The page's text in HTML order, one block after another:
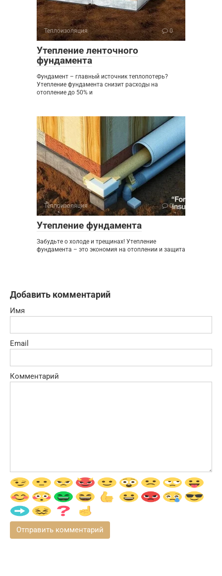
Теплоизоляция 0
Утепление ленточного
фундамента
Фундамент – главный источник теплопотерь?
Утепление фундамента снизит расходы на
отопление до 50% и
Теплоизоляция 0
Утепление фундамента
Забудьте о холоде и трещинах! Утепление
фундамента – это экономия на отоплении и защита
Добавить комментарий
Имя
Email
Комментарий